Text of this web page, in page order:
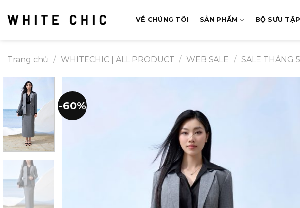
qua
VỀ CHÚNG TÔI SẢN PHẨM BỘ SƯU TẬP
Trang chủ / WHITECHIC | ALL PRODUCT / WEB SALE / SALE THÁNG 5
-60%